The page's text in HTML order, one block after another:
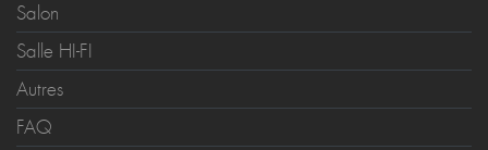
Salon
Salle HI-FI
Autres
FAQ